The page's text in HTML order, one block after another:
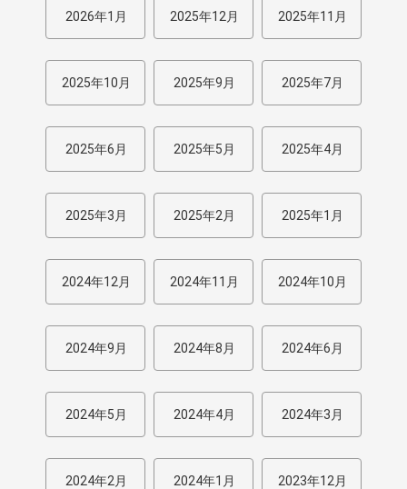
2026年1月 2025年12月 2025年11月
2025年10月 2025年9月 2025年7月
2025年6月 2025年5月 2025年4月
2025年3月 2025年2月 2025年1月
2024年12月 2024年11月 2024年10月
2024年9月 2024年8月 2024年6月
2024年5月 2024年4月 2024年3月
2024年2月 2024年1月 2023年12月